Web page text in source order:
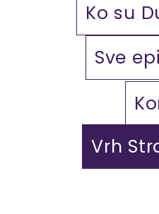
Ko su
Sve
Vrh